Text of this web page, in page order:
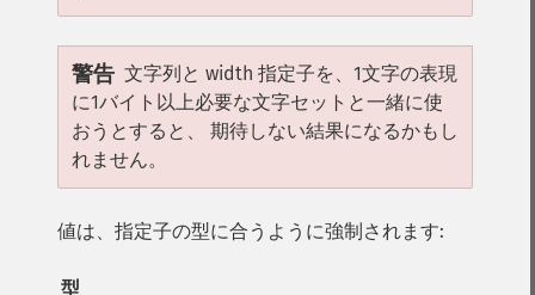
警告 文字列と width 指定子を、1文字の表現
に1バイト以上必要な文字セットと一緒に使
おうとすると、 期待しない結果になるかもし
れません。
値は、指定子の型に合うように強制されます:
型